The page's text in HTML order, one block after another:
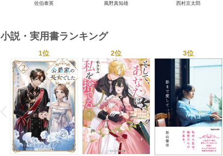
佐伯泰英 風野真知雄
テリー・セレクション 2
西村京太郎
小説・実用書ランキング
P
r
e
v
i
o
u
s
1位 2位 3位